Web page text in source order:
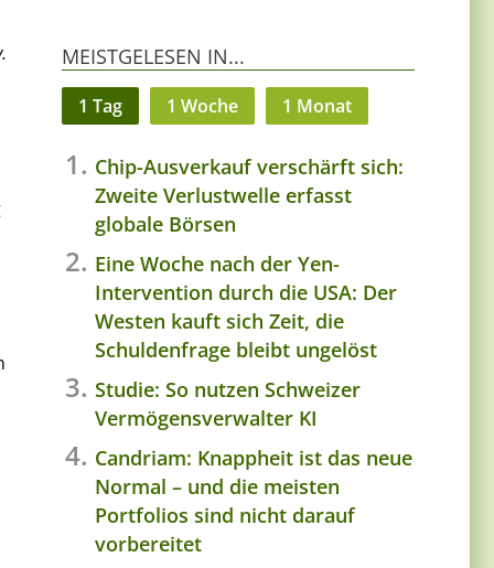
MEISTGELESEN IN...
1 Tag 1 Woche 1 Monat
Chip-Ausverkauf verschärft sich:
Zweite Verlustwelle erfasst
globale Börsen
Eine Woche nach der Yen-
Intervention durch die USA: Der
Westen kauft sich Zeit, die
Schuldenfrage bleibt ungelöst
Studie: So nutzen Schweizer
Vermögensverwalter KI
Candriam: Knappheit ist das neue
Normal – und die meisten
Portfolios sind nicht darauf
vorbereitet